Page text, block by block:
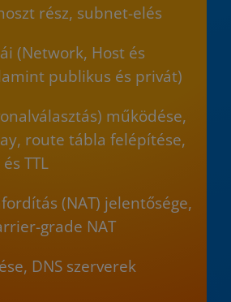
rész, subnet-elés
(Network, Host és
publikus és privát)
működése,
route tábla felépítése,
TTL
(NAT) jelentősége,
grade NAT
DNS szerverek